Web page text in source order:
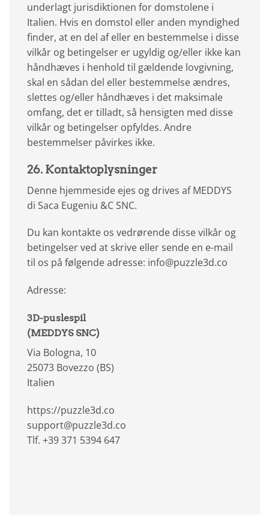
underlagt jurisdiktionen for domstolene i
Italien. Hvis en domstol eller anden myndighed
finder, at en del af eller en bestemmelse i disse
vilkår og betingelser er ugyldig og/eller ikke kan
håndhæves i henhold til gældende lovgivning,
skal en sådan del eller bestemmelse ændres,
slettes og/eller håndhæves i det maksimale
omfang, det er tilladt, så hensigten med disse
vilkår og betingelser opfyldes. Andre
bestemmelser påvirkes ikke.
26. Kontaktoplysninger
Denne hjemmeside ejes og drives af MEDDYS
di Saca Eugeniu &C SNC.
Du kan kontakte os vedrørende disse vilkår og
betingelser ved at skrive eller sende en e-mail
til os på følgende adresse: info@puzzle3d.co
Adresse:
3D-puslespil
(MEDDYS SNC)
Via Bologna, 10
25073 Bovezzo (BS)
Italien
https://puzzle3d.co
support@puzzle3d.co
Tlf. +39 371 5394 647